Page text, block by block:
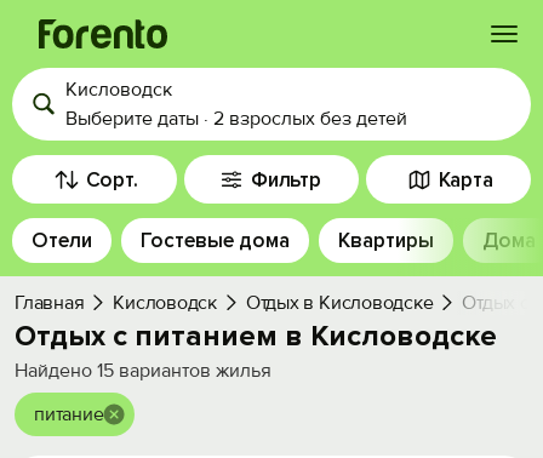
Войти
Избранное
История просмотра
Добавить свой объект
Кисловодск
Выберите даты · 2 взрослых без детей
Сорт. Фильтр Карта
Отели Гостевые дома Квартиры Дома
Главная Кисловодск Отдых в Кисловодске Отдых с
Отдых с питанием в Кисловодске
Найдено 15 вариантов жилья
питание